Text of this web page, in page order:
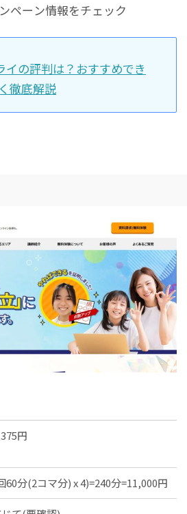
ペーン情報をチェック
の評判は？おすすめでき
徹底解説
円
60分(2コマ分) x 4)=240分=11,000円